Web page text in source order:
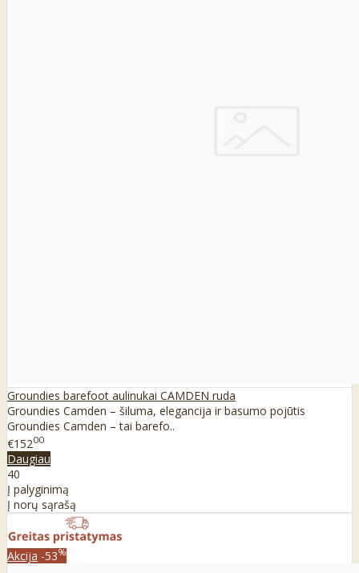
Groundies barefoot aulinukai CAMDEN ruda
Groundies Camden – šiluma, elegancija ir basumo pojūtis
Groundies Camden – tai barefo..
€15200
Daugiau
40
Į palyginimą
Į norų sąrašą
Akcija -53%